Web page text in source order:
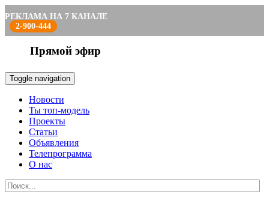
РЕКЛАМА НА 7 КАНАЛЕ
2-900-444
Прямой эфир
Toggle navigation
Новости
Ты топ-модель
Проекты
Статьи
Объявления
Телепрограмма
О нас